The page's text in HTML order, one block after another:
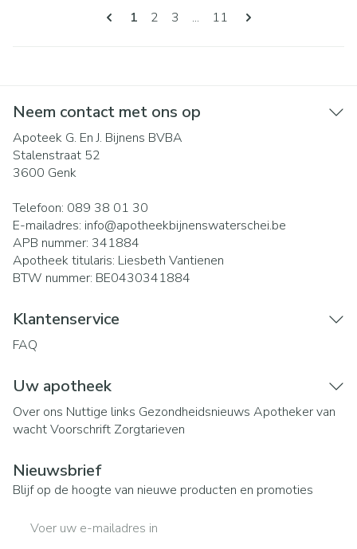
Pagina's
U lees momenteel pagina
1 Pagina
2 Pagina
3 ... Pagina
11
Neem contact met ons op
Apoteek G. En J. Bijnens BVBA
Stalenstraat 52
3600 Genk
Telefoon: 089 38 01 30
E-mailadres: info@apotheekbijnenswaterschei.be
APB nummer: 341884
Apotheek titularis: Liesbeth Vantienen
BTW nummer: BE0430341884
Klantenservice
FAQ
Uw apotheek
Over ons Nuttige links Gezondheidsnieuws Apotheker van
wachtVoorschrift Zorgtarieven
Nieuwsbrief
Blijf op de hoogte van nieuwe producten en promoties